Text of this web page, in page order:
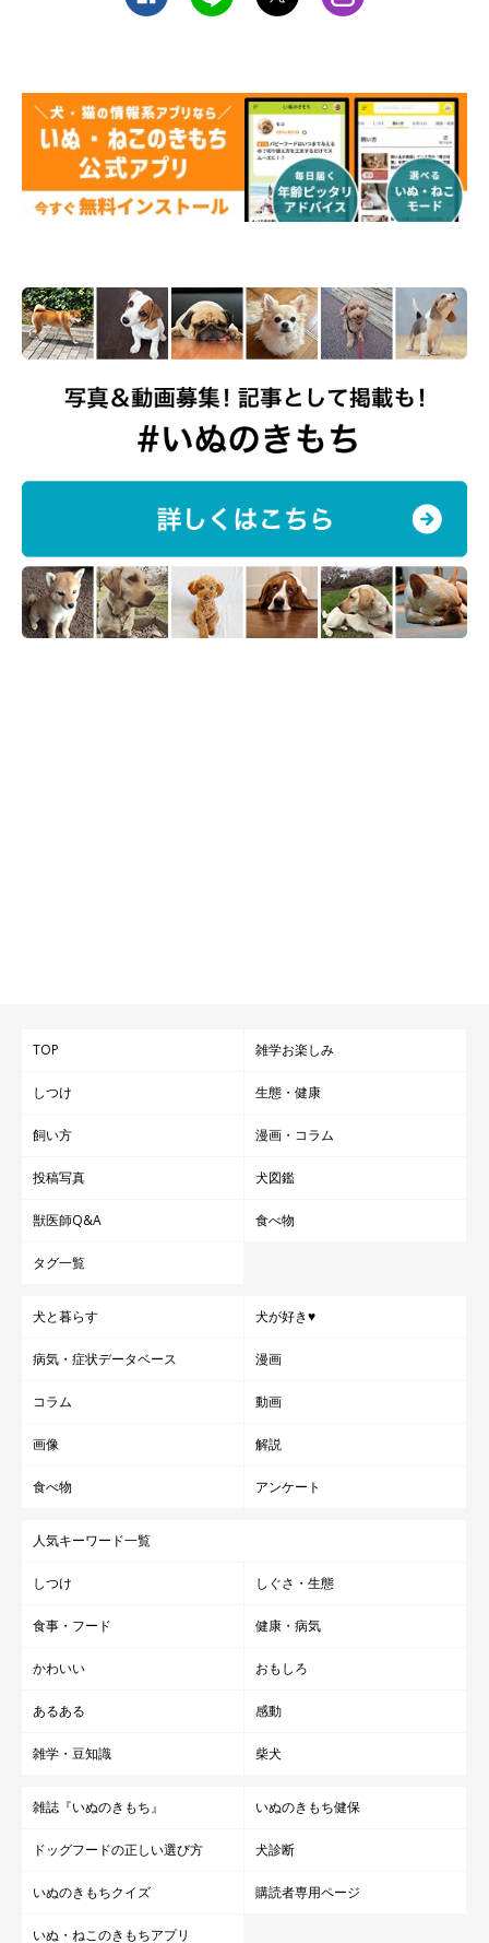
心して過ごせる場所だからかもしれませんね。これからも愛犬の
お話を伺った先生／増田宏司先生（獣医師 博士（獣医学） 東京
農業大学農学部動物科学科（動物行動学研究室）教授）
参考／「いぬのきもち」2022年3月号『見ているだけでしあわせ
になる♪春のうたた寝DOG』
です。
※記事と一部写真に関連性はありませんので予めご了承くださ
い。
TOP 雑学お楽しみ
しつけ 生態・健康
飼い方 漫画・コラム
投稿写真 犬図鑑
獣医師Q&A 食べ物
タグ一覧
犬と暮らす 犬が好き♥
病気・症状データベース 漫画
コラム 動画
画像 解説
食べ物 アンケート
人気キーワード一覧
しつけ しぐさ・生態
食事・フード 健康・病気
かわいい おもしろ
あるある 感動
雑学・豆知識 柴犬
雑誌『いぬのきもち』 いぬのきもち健保
ドッグフードの正しい選び方 犬診断
いぬのきもちクイズ 購読者専用ページ
いぬ・ねこのきもちアプリ